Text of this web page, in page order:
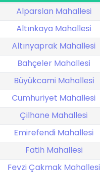
Alparslan Mahallesi
Altınkaya Mahallesi
Altınyaprak Mahallesi
Bahçeler Mahallesi
Büyükcami Mahallesi
Cumhuriyet Mahallesi
Çilhane Mahallesi
Emirefendi Mahallesi
Fatih Mahallesi
Fevzi Çakmak Mahallesi